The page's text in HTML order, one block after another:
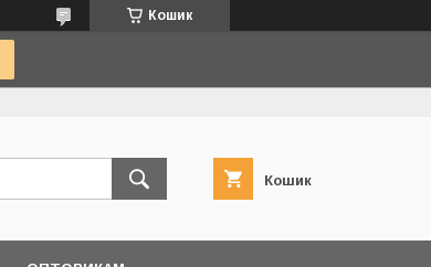
Кошик
Кошик